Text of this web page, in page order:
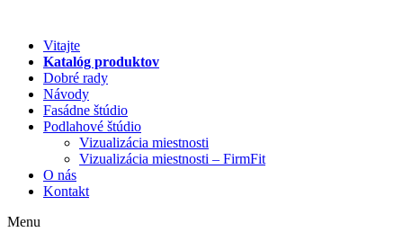
obsah
Vitajte
Katalóg produktov
Dobré rady
Návody
Fasádne štúdio
Podlahové štúdio
Vizualizácia miestnosti
Vizualizácia miestnosti – FirmFit
O nás
Kontakt
Menu